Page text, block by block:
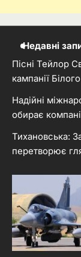
Недавні
Пісні Тейлор
кампанії
Надійні
обирає
Тихановська:
перетворює